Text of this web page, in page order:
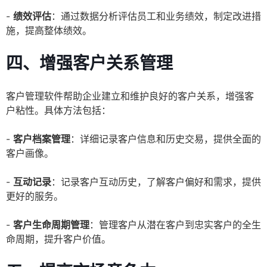
- 绩效评估：通过数据分析评估员工和业务绩效，制定改进措
施，提高整体绩效。
四、增强客户关系管理
客户管理软件帮助企业建立和维护良好的客户关系，增强客
户粘性。具体方法包括：
- 客户档案管理：详细记录客户信息和历史交易，提供全面的
客户画像。
- 互动记录：记录客户互动历史，了解客户偏好和需求，提供
更好的服务。
- 客户生命周期管理：管理客户从潜在客户到忠实客户的全生
命周期，提升客户价值。